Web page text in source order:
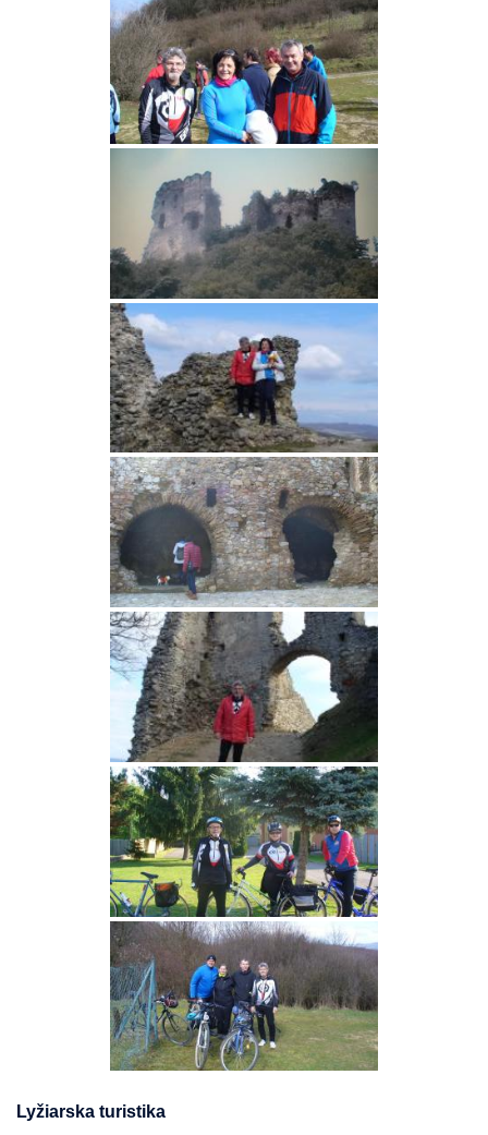
Lyžiarska turistika